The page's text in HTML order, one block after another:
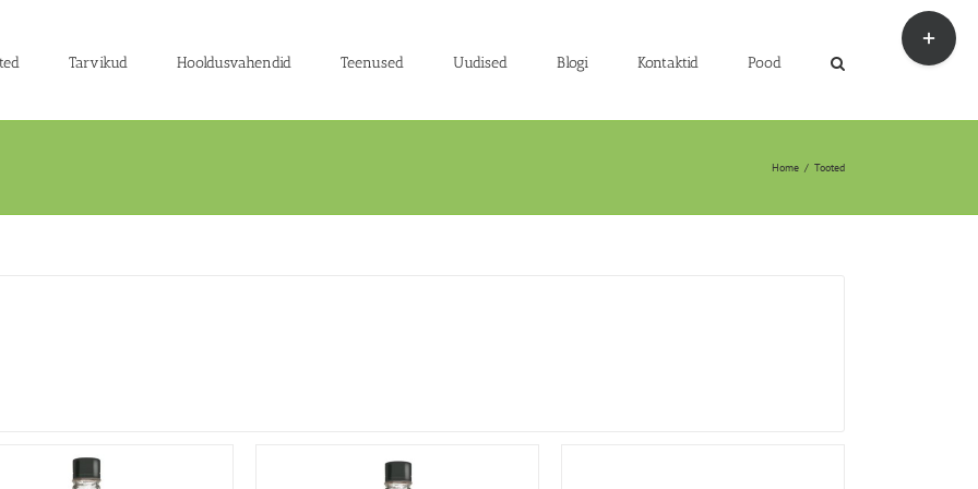
Tarvikud Hooldusvahendid Teenused Uudised Blogi Kontaktid Pood
Home / Tooted
Toggle
Sliding
Bar